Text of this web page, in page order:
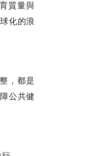
質量與
化的浪
，都是
公共健